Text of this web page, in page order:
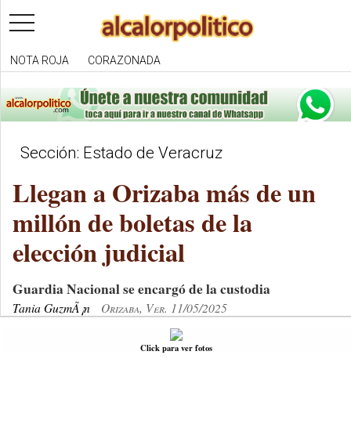
toggle
navigation
NOTA ROJA CORAZONADA
Sección: Estado de Veracruz
Llegan a Orizaba más de un
millón de boletas de la
elección judicial
Guardia Nacional se encargó de la custodia
Tania GuzmÃ¡n Orizaba, Ver. 11/05/2025
Click para ver fotos